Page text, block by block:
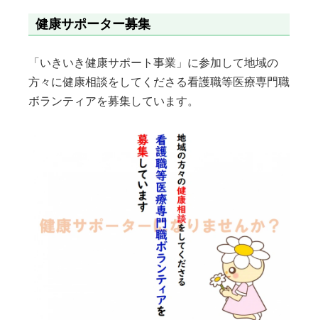
健康サポーター募集
「いきいき健康サポート事業」に参加して地域の
方々に健康相談をしてくださる看護職等医療専門職
ボランティアを募集しています。